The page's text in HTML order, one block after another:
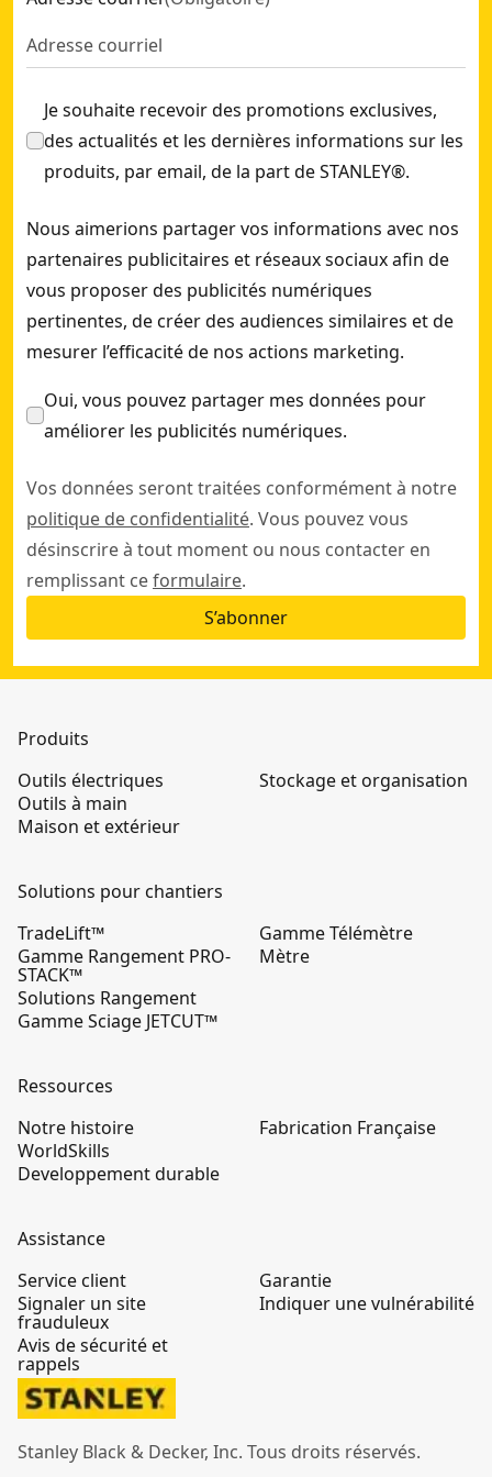
Je souhaite recevoir des promotions exclusives,
des actualités et les dernières informations sur les
produits, par email, de la part de STANLEY®.
Nous aimerions partager vos informations avec nos
partenaires publicitaires et réseaux sociaux afin de
vous proposer des publicités numériques
pertinentes, de créer des audiences similaires et de
mesurer l’efficacité de nos actions marketing.
Oui, vous pouvez partager mes données pour
améliorer les publicités numériques.
Vos données seront traitées conformément à notre
politique de confidentialité. Vous pouvez vous
désinscrire à tout moment ou nous contacter en
remplissant ceformulaire.
S’abonner
Produits
Outils électriques
Outils à main
Maison et extérieur
Stockage et organisation
Solutions pour chantiers
TradeLift™
Gamme Rangement PRO-
STACK™
Solutions Rangement
Gamme Sciage JETCUT™
Gamme Télémètre
Mètre
Ressources
Notre histoire
WorldSkills
Developpement durable
Fabrication Française
Assistance
Service client
Signaler un site
frauduleux
Avis de sécurité et
rappels
Garantie
Indiquer une vulnérabilité
Stanley Black & Decker, Inc. Tous droits réservés.